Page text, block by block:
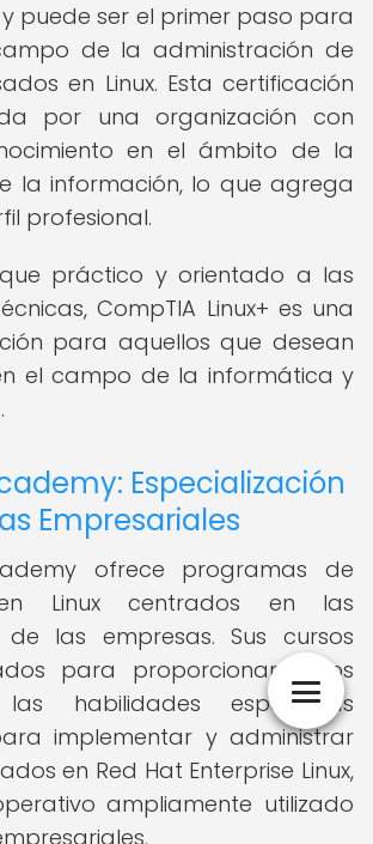
puede ser el primer paso para
de la administración de
en Linux. Esta certificación
por una organización con
en el ámbito de la
la información, lo que agrega
profesional.
práctico y orientado a las
CompTIA Linux+ es una
para aquellos que desean
el campo de la informática y
Especialización
Empresariales
ofrece programas de
Linux centrados en las
de las empresas. Sus cursos
para proporcionar a los
las habilidades específicas
implementar y administrar
en Red Hat Enterprise Linux,
ampliamente utilizado